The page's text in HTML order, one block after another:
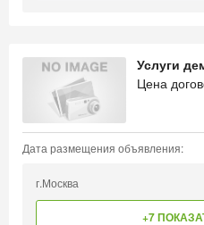
Услуги
Цена
Дата размещения объявления:
г.Москва
+7